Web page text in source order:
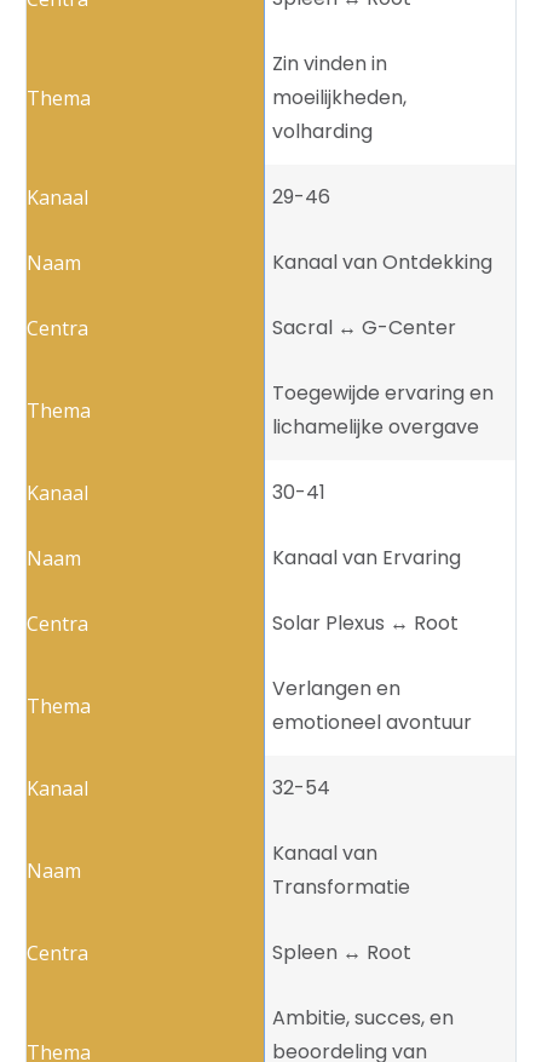
Zin vinden in
moeilijkheden,
volharding
29-46
Kanaal van Ontdekking
Sacral ↔️ G-Center
Toegewijde ervaring en
lichamelijke overgave
30-41
Kanaal van Ervaring
Solar Plexus ↔️ Root
Verlangen en
emotioneel avontuur
32-54
Kanaal van
Transformatie
Spleen ↔️ Root
Ambitie, succes, en
beoordeling van